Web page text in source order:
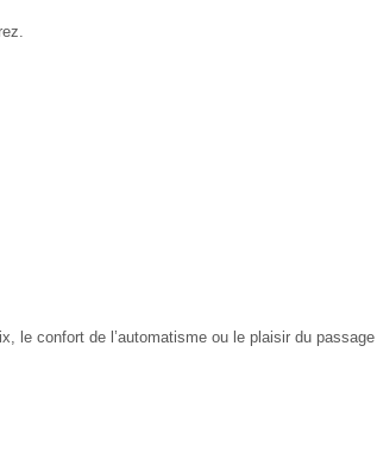
le confort de l’automatisme ou le plaisir du passage